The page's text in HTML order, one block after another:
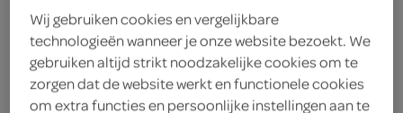
ingrediënten
Wij gebruiken cookies en vergelijkbare
technologieën wanneer je onze website bezoekt. We
gebruiken altijd strikt noodzakelijke cookies om te
zorgen dat de website werkt en functionele cookies
om extra functies en persoonlijke instellingen aan te